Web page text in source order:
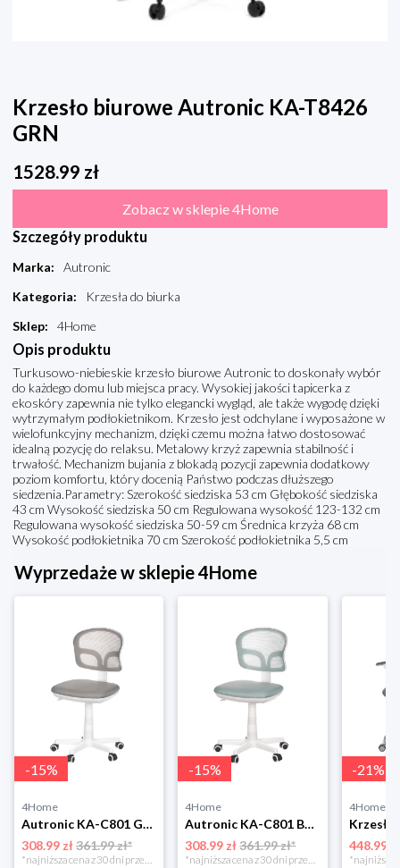
Krzesło biurowe Autronic KA-T8426
GRN
1528.99 zł
Zobacz w sklepie 4Home
Szczegóły produktu
Marka:
Autronic
Kategoria:
Krzesła do biurka
Sklep: 4Home
Opis produktu
Turkusowo-niebieskie krzesło biurowe Autronic to doskonały wybór
do każdego domu lub miejsca pracy. Wysokiej jakości tapicerka z
ekoskóry zapewnia nie tylko elegancki wygląd, ale także wygodę dzięki
wytrzymałym podłokietnikom. Krzesło jest odchylane i wyposażone w
wielofunkcyjny mechanizm, dzięki czemu można łatwo dostosować
idealną pozycję do relaksu. Metalowy krzyż zapewnia stabilność i
trwałość. Mechanizm bujania z blokadą pozycji zapewnia dodatkowy
poziom komfortu, który docenią Państwo podczas dłuższego
siedzenia.Parametry: Szerokość siedziska 53 cm Głębokość siedziska
43 cm Wysokość siedziska 50 cm Regulowana wysokość 123-132 cm
Regulowana wysokość siedziska 50-59 cm Średnica krzyża 68 cm
Wysokość podłokietnika 70 cm Szerokość podłokietnika 5,5 cm
Wyprzedaże w sklepie 4Home
-15%
4Home
Autronic KA-C801 GREY Krzesło biurowe
308.99 zł361.99 zł*
*najniższa cena z 30 dni przed obniżką
-15%
4Home
Autronic KA-C801 BLUE Krzesło biurowe
308.99 zł 361.99 zł*
*najniższa cena z 30 dni przed obniżką
-21%
4Home
448.99 zł